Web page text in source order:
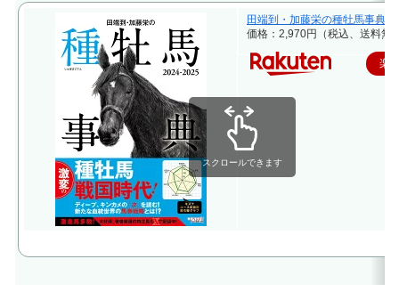
田端到・加藤栄の種牡馬事典
価格：2,970円（税込、送料無
楽
スクロールできます